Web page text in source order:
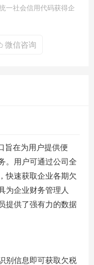
一社会信用代码获得企
微信咨询
旨在为用户提供便
。用户可通过公司全
快速获取企业各期欠
为企业财务管理人
提供了强有力的数据
别信息即可获取欠税